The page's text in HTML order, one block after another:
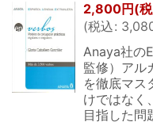
2,800円 (
(税込:
Anaya社の
監修）アル
を徹底マス
けではなく
目指した問